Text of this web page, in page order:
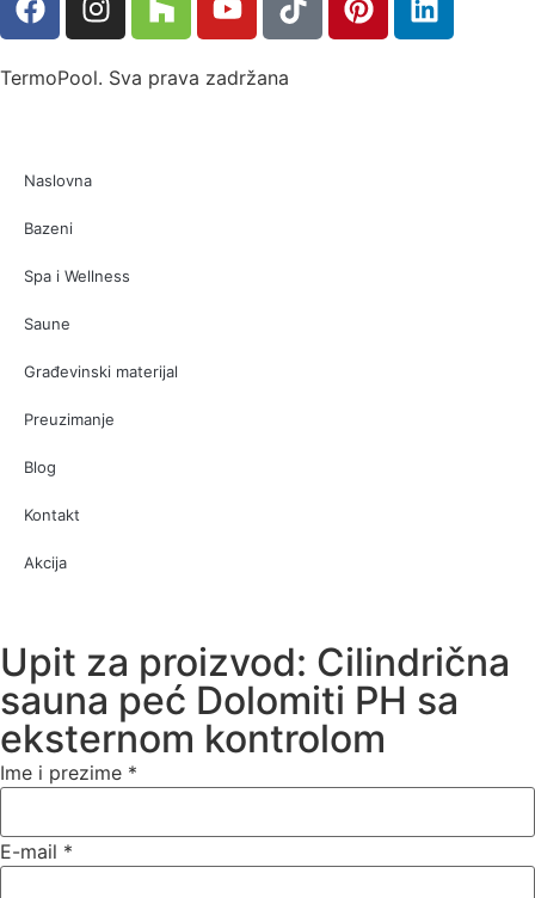
TermoPool. Sva prava zadržana
Naslovna
Bazeni
Spa i Wellness
Saune
Građevinski materijal
Preuzimanje
Blog
Kontakt
Akcija
Upit za proizvod: Cilindrična
sauna peć Dolomiti PH sa
eksternom kontrolom
Ime i prezime *
E-mail *